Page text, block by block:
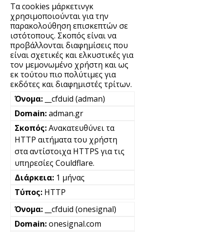
Τα cookies μάρκετινγκ
χρησιμοποιούνται για την
παρακολούθηση επισκεπτών σε
ιστότοπους. Σκοπός είναι να
προβάλλονται διαφημίσεις που
είναι σχετικές και ελκυστικές για
τον μεμονωμένο χρήστη και ως
εκ τούτου πιο πολύτιμες για
εκδότες και διαφημιστές τρίτων.
__cfduid (adman)
adman.gr
Ανακατευθύνει τα
HTTP αιτήματα του χρήστη
στα αντίστοιχα HTTPS για τις
υπηρεσίες Couldflare.
1 μήνας
HTTP
__cfduid (onesignal)
onesignal.com